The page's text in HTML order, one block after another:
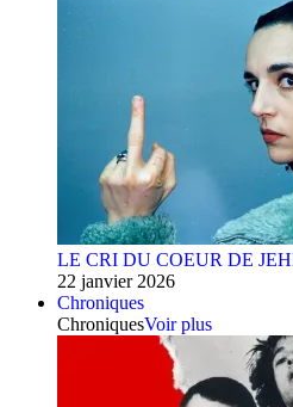
LE CRI DU COEUR DE
22 janvier 2026
Chroniques
ChroniquesVoir plus